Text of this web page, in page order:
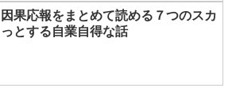
因果応報をまとめて読める７つのスカ
っとする自業自得な話